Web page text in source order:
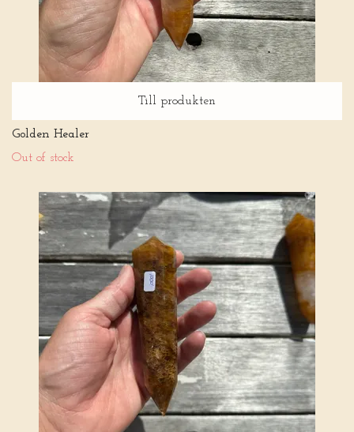
Till produkten
Golden Healer
Out of stock